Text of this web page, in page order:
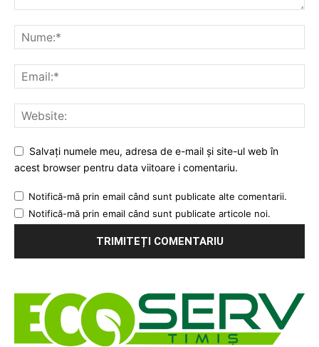
Salvați numele meu, adresa de e-mail și site-ul web în
acest browser pentru data viitoare i comentariu.
Notifică-mă prin email când sunt publicate alte comentarii.
Notifică-mă prin email când sunt publicate articole noi.